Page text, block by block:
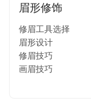
眉形修饰
修眉工具选择
眉形设计
修眉技巧
画眉技巧